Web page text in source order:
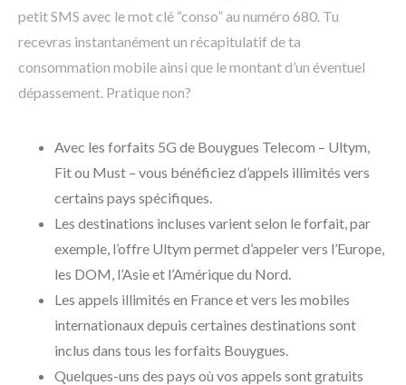
petit SMS avec le mot clé “conso” au numéro 680. Tu
recevras instantanément un récapitulatif de ta
consommation mobile ainsi que le montant d’un éventuel
dépassement. Pratique non?
Avec les forfaits 5G de Bouygues Telecom – Ultym,
Fit ou Must – vous bénéficiez d’appels illimités vers
certains pays spécifiques.
Les destinations incluses varient selon le forfait, par
exemple, l’offre Ultym permet d’appeler vers l’Europe,
les DOM, l’Asie et l’Amérique du Nord.
Les appels illimités en France et vers les mobiles
internationaux depuis certaines destinations sont
inclus dans tous les forfaits Bouygues.
Quelques-uns des pays où vos appels sont gratuits